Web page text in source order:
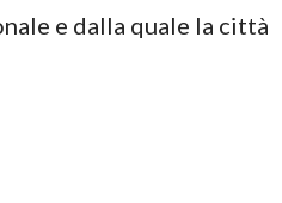
e dalla quale la città